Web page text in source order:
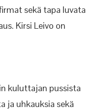
sekä tapa luvata
Kirsi Leivo on
kuluttajan pussista
ja uhkauksia sekä